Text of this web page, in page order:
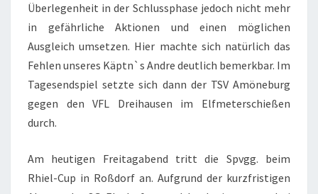
Überlegenheit in der Schlussphase jedoch nicht mehr
in gefährliche Aktionen und einen möglichen
Ausgleich umsetzen. Hier machte sich natürlich das
Fehlen unseres Käptn`s Andre deutlich bemerkbar. Im
Tagesendspiel setzte sich dann der TSV Amöneburg
gegen den VFL Dreihausen im Elfmeterschießen
durch.
Am heutigen Freitagabend tritt die Spvgg. beim
Rhiel-Cup in Roßdorf an. Aufgrund der kurzfristigen